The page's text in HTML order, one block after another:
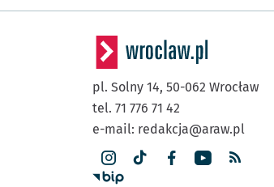
pl. Solny 14, 50-062 Wrocław
tel. 71 776 71 42
e-mail: redakcja@araw.pl